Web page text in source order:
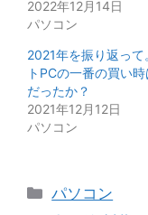
2022年12月14日
パソコン
2021年を振り返って
トPCの一番の買い
だったか？
2021年12月12日
パソコン
カ
パソコン